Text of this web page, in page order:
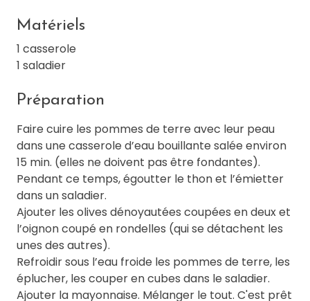
Matériels
1 casserole
1 saladier
Préparation
Faire cuire les pommes de terre avec leur peau
dans une casserole d’eau bouillante salée environ
15 min. (elles ne doivent pas être fondantes).
Pendant ce temps, égoutter le thon et l’émietter
dans un saladier.
Ajouter les olives dénoyautées coupées en deux et
l’oignon coupé en rondelles (qui se détachent les
unes des autres).
Refroidir sous l’eau froide les pommes de terre, les
éplucher, les couper en cubes dans le saladier.
Ajouter la mayonnaise. Mélanger le tout. C'est prêt